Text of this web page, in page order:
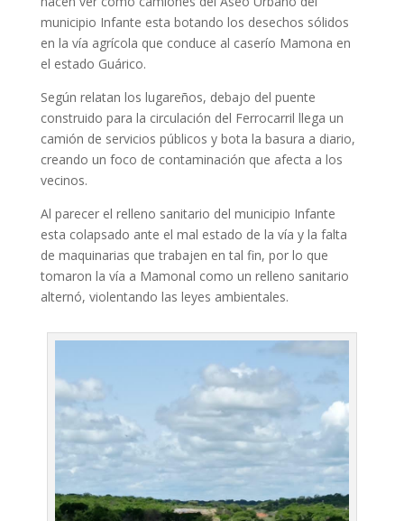
municipio Infante esta botando los desechos sólidos
en la vía agrícola que conduce al caserío Mamona en
el estado Guárico.
Según relatan los lugareños, debajo del puente
construido para la circulación del Ferrocarril llega un
camión de servicios públicos y bota la basura a diario,
creando un foco de contaminación que afecta a los
vecinos.
Al parecer el relleno sanitario del municipio Infante
esta colapsado ante el mal estado de la vía y la falta
de maquinarias que trabajen en tal fin, por lo que
tomaron la vía a Mamonal como un relleno sanitario
alternó, violentando las leyes ambientales.